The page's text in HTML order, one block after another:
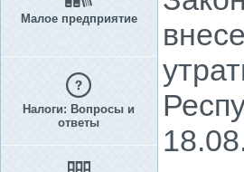
Малое предприятие
Налоги: Вопросы и
ответы